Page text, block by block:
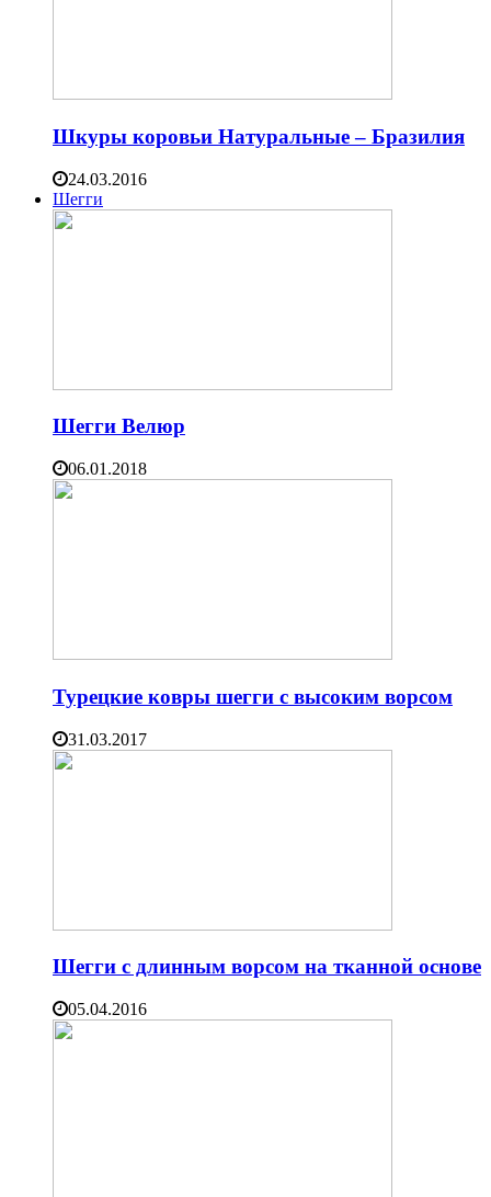
Шкуры коровьи Натуральные – Бразилия
24.03.2016
Шегги
Шегги Велюр
06.01.2018
Турецкие ковры шегги с высоким ворсом
31.03.2017
Шегги с длинным ворсом на тканной основе
05.04.2016